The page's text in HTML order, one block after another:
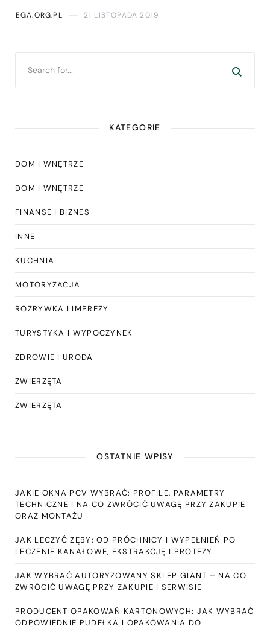
EGA.ORG.PL 21 LISTOPADA 2019
KATEGORIE
DOM I WNĘTRZE
DOM I WNĘTRZE
FINANSE I BIZNES
INNE
KUCHNIA
MOTORYZACJA
ROZRYWKA I IMPREZY
TURYSTYKA I WYPOCZYNEK
ZDROWIE I URODA
ZWIERZĘTA
ZWIERZĘTA
OSTATNIE WPISY
JAKIE OKNA PCV WYBRAĆ: PROFILE, PARAMETRY
TECHNICZNE I NA CO ZWRÓCIĆ UWAGĘ PRZY ZAKUPIE
ORAZ MONTAŻU
JAK LECZYĆ ZĘBY: OD PRÓCHNICY I WYPEŁNIEŃ PO
LECZENIE KANAŁOWE, EKSTRAKCJĘ I PROTEZY
JAK WYBRAĆ AUTORYZOWANY SKLEP GIANT – NA CO
ZWRÓCIĆ UWAGĘ PRZY ZAKUPIE I SERWISIE
PRODUCENT OPAKOWAŃ KARTONOWYCH: JAK WYBRAĆ
ODPOWIEDNIE PUDEŁKA I OPAKOWANIA DO